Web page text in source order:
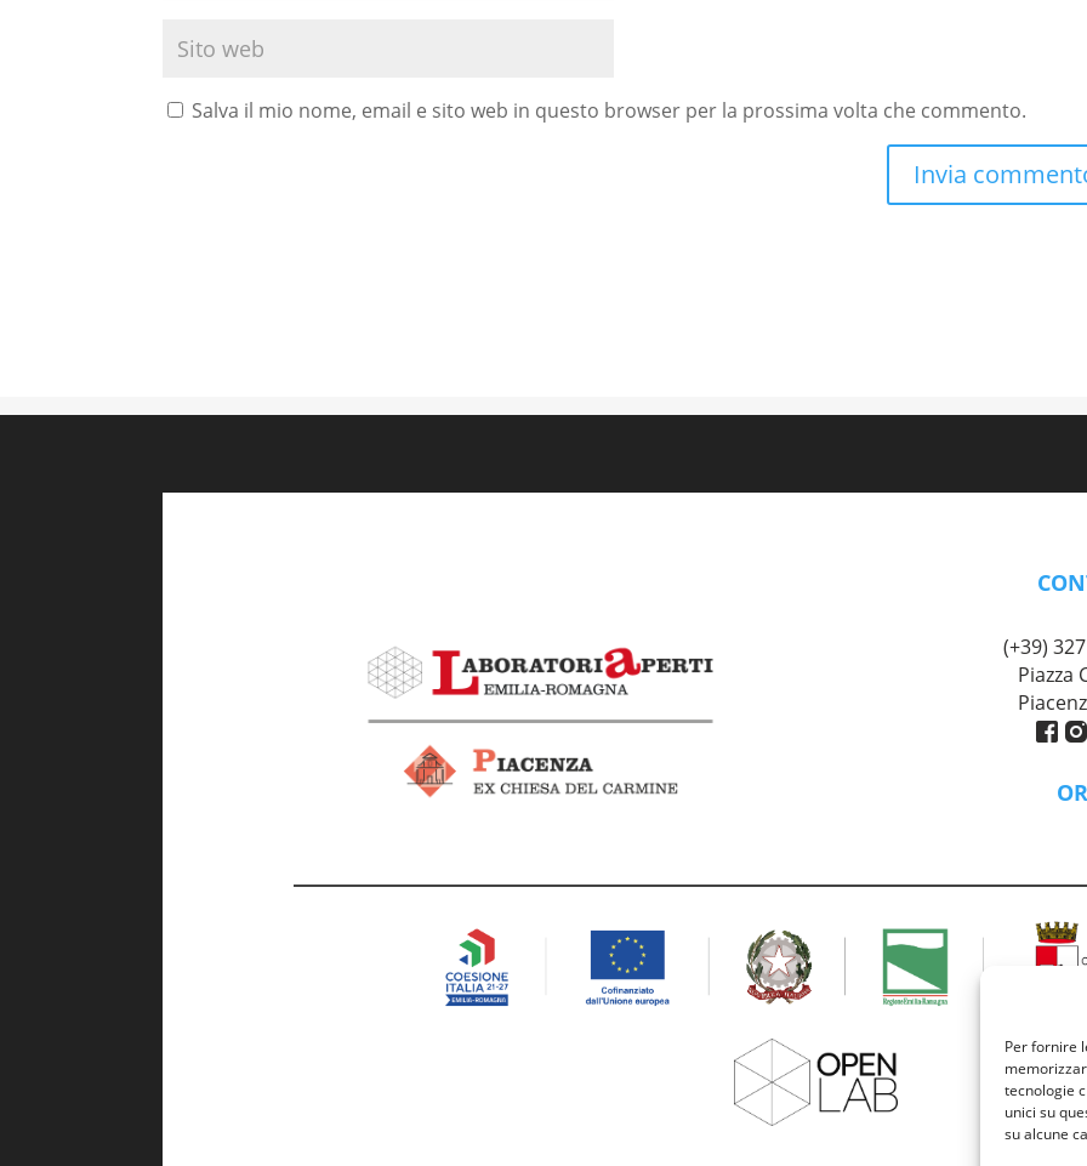
Per fornire
tecnologie
unici su
su alcune
Salva il mio nome, email e sito web in questo browser per la prossima volta che commento.
(+39)
Piazza